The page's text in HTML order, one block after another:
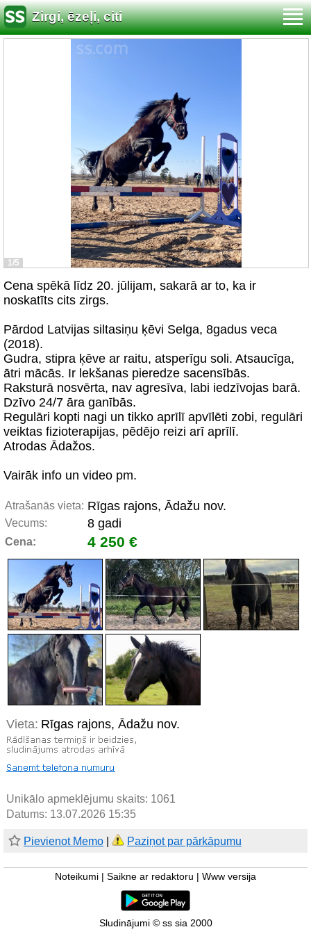
Zirgi, ēzeļi, citi
1/5
Cena spēkā līdz 20. jūlijam, sakarā ar to, ka ir
noskatīts cits zirgs.
Pārdod Latvijas siltasiņu ķēvi Selga, 8gadus veca
(2018).
Gudra, stipra ķēve ar raitu, atsperīgu soli. Atsaucīga,
ātri mācās. Ir lekšanas pieredze sacensībās.
Raksturā nosvērta, nav agresīva, labi iedzīvojas barā.
Dzīvo 24/7 āra ganībās.
Regulāri kopti nagi un tikko aprīlī apvīlēti zobi, regulāri
veiktas fizioterapijas, pēdējo reizi arī aprīlī.
Atrodas Ādažos.
Vairāk info un video pm.
Atrašanās vieta: Rīgas rajons, Ādažu nov.
Vecums: 8 gadi
Cena: 4 250 €
Vieta: Rīgas rajons, Ādažu nov.
Unikālo apmeklējumu skaits: 1061
Datums: 13.07.2026 15:35
Pievienot Memo Paziņot par pārkāpumu
Noteikumi Saikne ar redaktoru Www versija
Sludinājumi © ss sia 2000